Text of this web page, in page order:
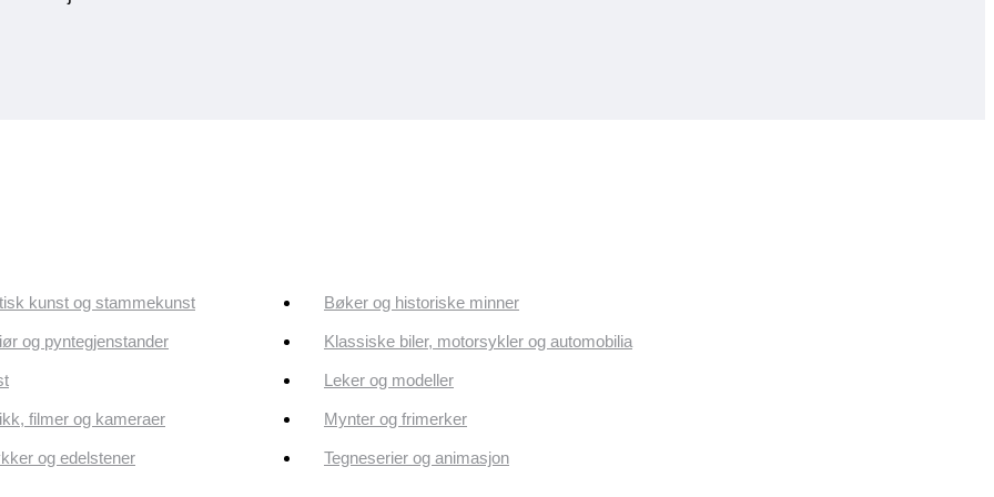
kunst og stammekunst Bøker og historiske minner
og pyntegjenstander Klassiske biler, motorsykler og automobilia
Leker og modeller
filmer og kameraer Mynter og frimerker
og edelstener Tegneserier og animasjon